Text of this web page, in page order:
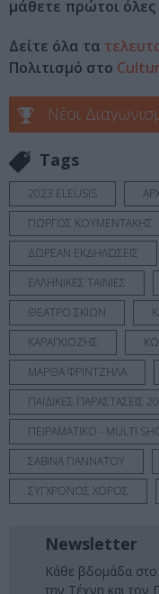
μάθετε πρώτοι όλες
Δείτε όλα τα
Πολιτισμό στο
Νέοι
Tags
2023 ELEUSIS
ΓΙΩΡΓΟΣ ΚΟΥΜΕΝΤΑΚΗΣ
ΔΩΡΕΑΝ ΕΚΔΗΛΩΣΕΙΣ
ΕΛΛΗΝΙΚΕΣ ΤΑΙΝΙΕΣ
ΘΕΑΤΡΟ ΣΚΙΩΝ
ΚΑΡΑΓΚΙΟΖΗΣ
ΜΑΡΘΑ ΦΡΙΝΤΖΗΛΑ
ΠΑΙΔΙΚΕΣ ΠΑΡΑΣΤΑΣΕΙΣ
ΠΕΙΡΑΜΑΤΙΚΟ - MULTI
ΣΑΒΙΝΑ ΓΙΑΝΝΑΤΟΥ
ΣΥΓΧΡΟΝΟΣ ΧΟΡΟΣ
Newsletter
Κάθε βδομάδα στο
την Τέχνη και τον